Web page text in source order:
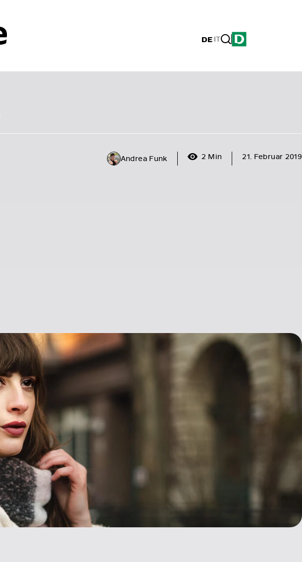
DE|IT
Andrea Funk 2 Min 21. Februar 2019